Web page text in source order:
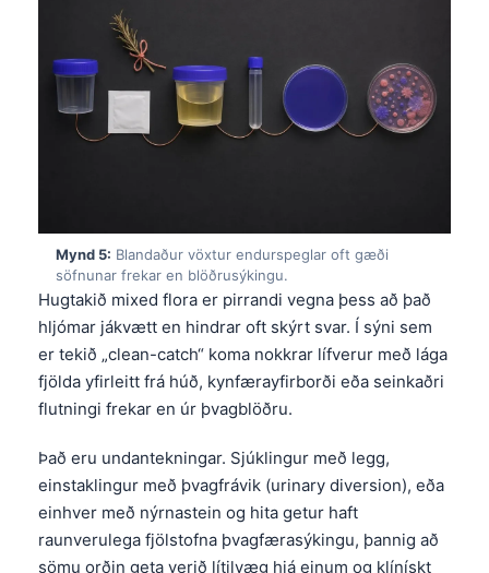
Mynd 5: Blandaður vöxtur endurspeglar oft gæði
söfnunar frekar en blöðrusýkingu.
Hugtakið mixed flora er pirrandi vegna þess að það
hljómar jákvætt en hindrar oft skýrt svar. Í sýni sem
er tekið „clean-catch“ koma nokkrar lífverur með lága
fjölda yfirleitt frá húð, kynfærayfirborði eða seinkaðri
flutningi frekar en úr þvagblöðru.
Það eru undantekningar. Sjúklingur með legg,
einstaklingur með þvagfrávik (urinary diversion), eða
einhver með nýrnastein og hita getur haft
raunverulega fjölstofna þvagfærasýkingu, þannig að
sömu orðin geta verið lítilvæg hjá einum og klínískt
Basa Jawa
Cebuano
ئۇيغۇرچە
Татар теле
Беларуская мова
Esperanto
Frysk
Ślōnskŏ gŏdka
Norsk bokmål